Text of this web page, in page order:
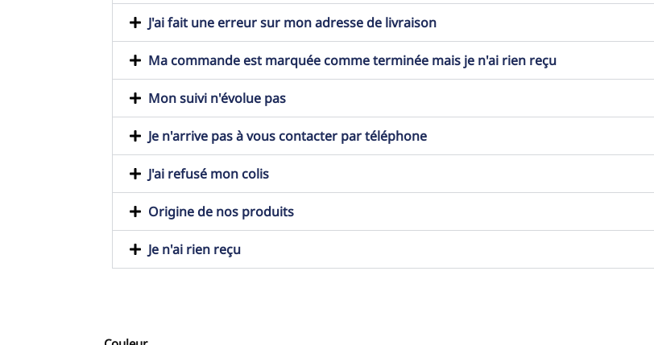
J'ai fait une erreur sur mon adresse de livraison
Ma commande est marquée comme terminée mais je n'ai rien reçu
Mon suivi n'évolue pas
Je n'arrive pas à vous contacter par téléphone
J'ai refusé mon colis
Origine de nos produits
Je n'ai rien reçu